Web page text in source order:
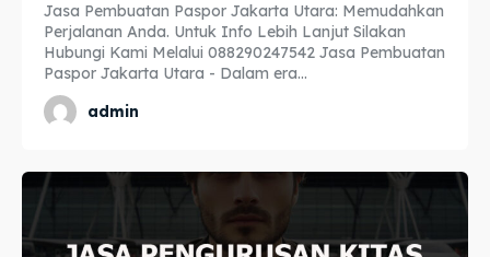
Jasa Pembuatan Paspor Jakarta Utara: Memudahkan
Perjalanan Anda. Untuk Info Lebih Lanjut Silakan
Hubungi Kami Melalui 088290247542 Jasa Pembuatan
Paspor Jakarta Utara - Dalam era...
admin